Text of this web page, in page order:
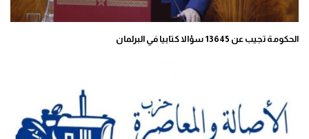
الحكومة تجيب عن 13645 سؤالا كتابيا في البرلمان